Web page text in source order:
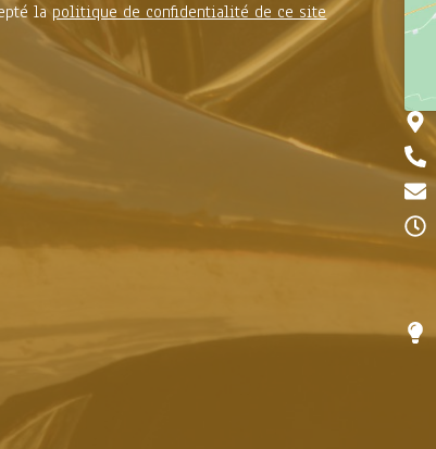
la politique de confidentialité de ce site